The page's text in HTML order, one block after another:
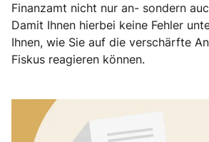
Finanzamt nicht nur an- sondern
Damit Ihnen hierbei keine Fehler
Ihnen, wie Sie auf die verschärfte
Fiskus reagieren können.